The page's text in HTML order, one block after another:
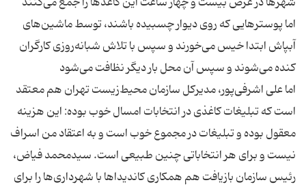
اما پوسترهایی كه روی دیوار چسبیده باشند، توسط ماشین‌های
آبپاش ابتدا خیس می‌خورند و سپس با تلاش شبانه‌روزی كارگران
اما علی اشرفی‌پور، مدیركل سازمان محیط‌زیست تهران هم معتقد
است كه تبلیغات كاغذی در انتخابات امسال خوب بوده: این هزینه
معقول بوده و تبلیغات در مجموع خوب است و به اعتقاد من اسراف
نیست و برای هر انتخاباتی چنین طبیعی است. سیدمحمد فیاض،
رئیس سازمان بازیافت هم همكاری كاندیداها با شهرداری‌ها را برای